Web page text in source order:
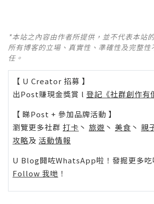
*本站之內容由作者所提供，並不代表本站
所有博客的立場、真實性、準確性及完整性
任。
【 U Creator 招募 】
出Post賺現金獎賞 l 登記《社群創作有
【 睇Post + 參加品牌活動 】
瀏覽更多社群 打卡 丶 旅遊 丶 美食 丶 親
攻略及 活動情報
U Blog開咗WhatsApp啦！發掘更多吃
Follow 我哋 ！